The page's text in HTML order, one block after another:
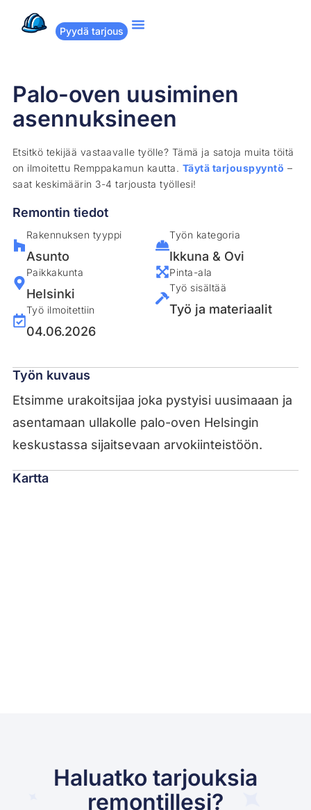
Pyydä tarjous
Palo-oven uusiminen
asennuksineen
Etsitkö tekijää vastaavalle työlle? Tämä ja satoja muita töitä
on ilmoitettu Remppakamun kautta. Täytä tarjouspyyntö –
saat keskimäärin 3-4 tarjousta työllesi!
Remontin tiedot
Rakennuksen tyyppi
Asunto
Paikkakunta
Helsinki
Työ ilmoitettiin
04.06.2026
Työn kategoria
Ikkuna & Ovi
Pinta-ala
Työ sisältää
Työ ja materiaalit
Työn kuvaus
Etsimme urakoitsijaa joka pystyisi uusimaaan ja
asentamaan ullakolle palo-oven Helsingin
keskustassa sijaitsevaan arvokiinteistöön.
Kartta
Haluatko tarjouksia
remontillesi?